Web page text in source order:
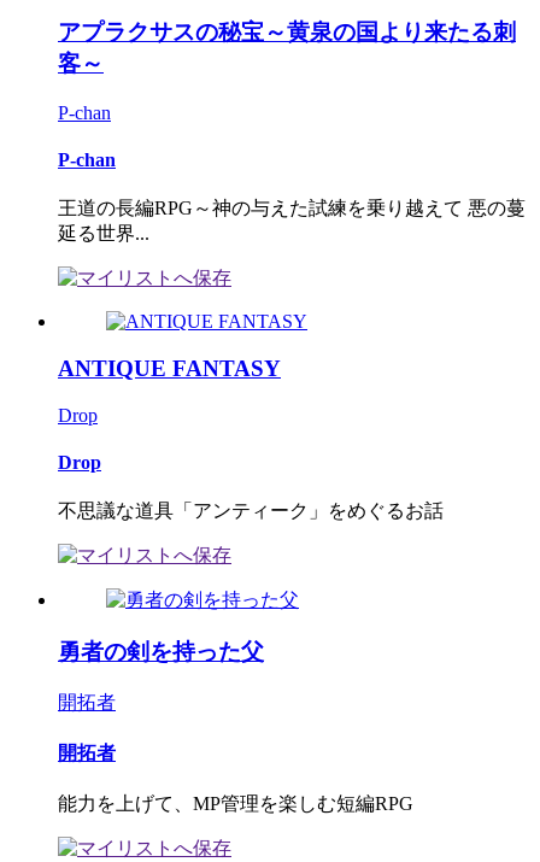
アプラクサスの秘宝～黄泉の国より来たる刺
客～
P-chan
P-chan
王道の長編RPG～神の与えた試練を乗り越えて 悪の蔓
延る世界...
ANTIQUE FANTASY
Drop
Drop
不思議な道具「アンティーク」をめぐるお話
勇者の剣を持った父
開拓者
開拓者
能力を上げて、MP管理を楽しむ短編RPG